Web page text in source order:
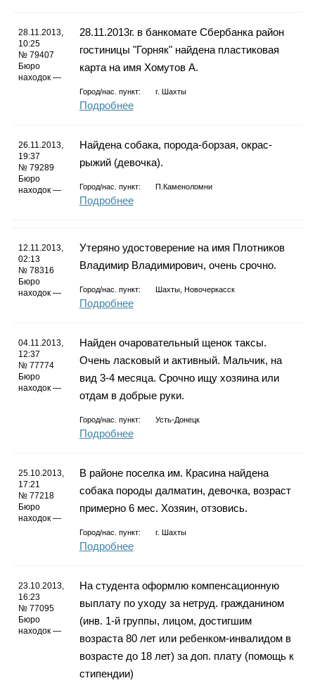
28.11.2013,
10:25
№ 79407
Бюро
находок —
28.11.2013г. в банкомате Сбербанка район
гостиницы "Горняк" найдена пластиковая
карта на имя Хомутов А.
Город/нас. пункт: г. Шахты
Подробнее
26.11.2013,
19:37
№ 79289
Бюро
находок —
Найдена собака, порода-борзая, окрас-
рыжий (девочка).
Город/нас. пункт: П.Каменоломни
Подробнее
12.11.2013,
02:13
№ 78316
Бюро
находок —
Утеряно удостоверение на имя Плотников
Владимир Владимирович, очень срочно.
Город/нас. пункт: Шахты, Новочеркасск
Подробнее
04.11.2013,
12:37
№ 77774
Бюро
находок —
Найден очаровательный щенок таксы.
Очень ласковый и активный. Мальчик, на
вид 3-4 месяца. Срочно ищу хозяина или
отдам в добрые руки.
Город/нас. пункт: Усть-Донецк
Подробнее
25.10.2013,
17:21
№ 77218
Бюро
находок —
В районе поселка им. Красина найдена
собака породы далматин, девочка, возраст
примерно 6 мес. Хозяин, отзовись.
Город/нас. пункт: г. Шахты
Подробнее
23.10.2013,
16:23
№ 77095
Бюро
находок —
На студента оформлю компенсационную
выплату по уходу за нетруд. гражданином
(инв. 1-й группы, лицом, достигшим
возраста 80 лет или ребенком-инвалидом в
возрасте до 18 лет) за доп. плату (помощь к
стипендии)